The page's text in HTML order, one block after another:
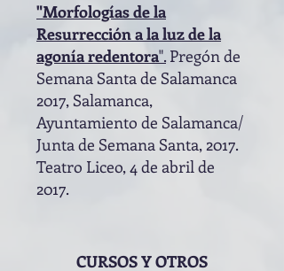
"Morfologías de la
Resurrección a la luz de la
agonía redentora". Pregón de
Semana Santa de Salamanca
2017, Salamanca,
Ayuntamiento de Salamanca/
Junta de Semana Santa, 2017.
Teatro Liceo, 4 de abril de
2017.
CURSOS Y OTROS